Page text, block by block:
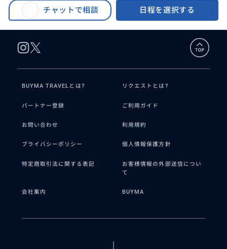
チャットで相談 日程を選択する
トゥールーズ郊外のアンティーク蚤の市巡るツアー
BUYMA TRAVELとは? リクエストとは?
パートナー登録 ご利用ガイド
お問い合わせ 利用規約
プライバシーポリシー 個人情報保護方針
特定商取引法に関する表記
お客様情報の外部送信につい
て
会社案内 BUYMA